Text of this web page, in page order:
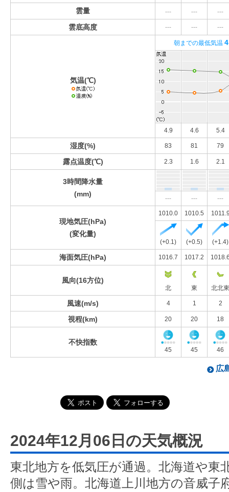
雲量 --- --- ---
雲底高度 --- --- ---
気温(℃)
朝までの最低気温
4.9 4.6 5.4
湿度(%) 83 81 79
露点温度(℃) 2.3 1.6 2.1
3時間降水量
(mm)
--- --- ---
現地気圧(hPa)
(変化量)
1010.0 1010.5
(+0.1) (+0.5) (+1.4)
海面気圧(hPa) 1016.7 1017.2
風向(16方位)
北 東 北北東
風速(m/s) 4 1 2
視程(km) 20 20 18
不快指数
45 45 46
広
2024年12月06日の天気概況
東北地方を低気圧が通過。北海道や東
側は雪や雨。北海道上川地方の音威子